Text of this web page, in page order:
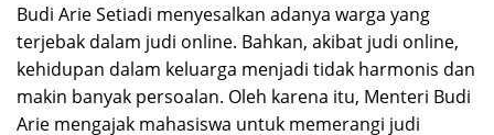
Budi Arie Setiadi menyesalkan adanya warga yang
terjebak dalam judi online. Bahkan, akibat judi online,
kehidupan dalam keluarga menjadi tidak harmonis dan
makin banyak persoalan. Oleh karena itu, Menteri Budi
Arie mengajak mahasiswa untuk memerangi judi